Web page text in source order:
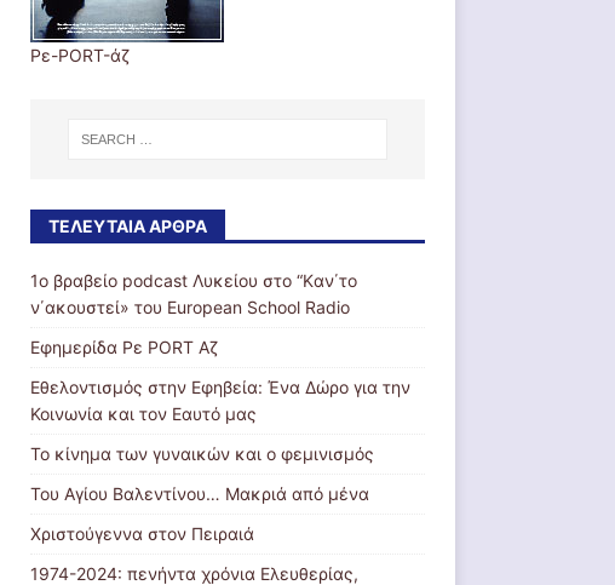
Ρε-PORT-άζ
ΤΕΛΕΥΤΑΊΑ ΆΡΘΡΑ
1ο βραβείο podcast Λυκείου στο “Kαν΄το
ν΄ακουστεί» του European School Radio
Εφημερίδα Ρε PORT Αζ
Εθελοντισμός στην Εφηβεία: Ένα Δώρο για την
Κοινωνία και τον Εαυτό μας
Το κίνημα των γυναικών και ο φεμινισμός
Του Αγίου Βαλεντίνου… Μακριά από μένα
Χριστούγεννα στον Πειραιά
1974-2024: πενήντα χρόνια Ελευθερίας,